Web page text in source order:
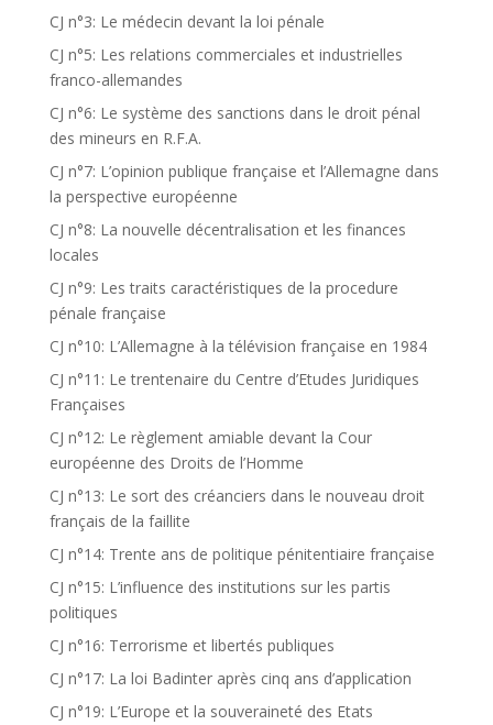
CJ n°3: Le médecin devant la loi pénale
CJ n°5: Les relations commerciales et industrielles
franco-allemandes
CJ n°6: Le système des sanctions dans le droit pénal
des mineurs en R.F.A.
CJ n°7: L’opinion publique française et l’Allemagne dans
la perspective européenne
CJ n°8: La nouvelle décentralisation et les finances
locales
CJ n°9: Les traits caractéristiques de la procedure
pénale française
CJ n°10: L’Allemagne à la télévision française en 1984
CJ n°11: Le trentenaire du Centre d’Etudes Juridiques
Françaises
CJ n°12: Le règlement amiable devant la Cour
européenne des Droits de l’Homme
CJ n°13: Le sort des créanciers dans le nouveau droit
français de la faillite
CJ n°14: Trente ans de politique pénitentiaire française
CJ n°15: L’influence des institutions sur les partis
politiques
CJ n°16: Terrorisme et libertés publiques
CJ n°17: La loi Badinter après cinq ans d’application
CJ n°19: L’Europe et la souveraineté des Etats